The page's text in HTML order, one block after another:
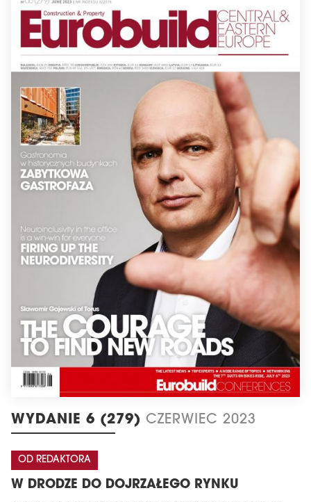
WYDANIE 6 (279) CZERWIEC 2023
OD REDAKTORA
W DRODZE DO DOJRZAŁEGO RYNKU